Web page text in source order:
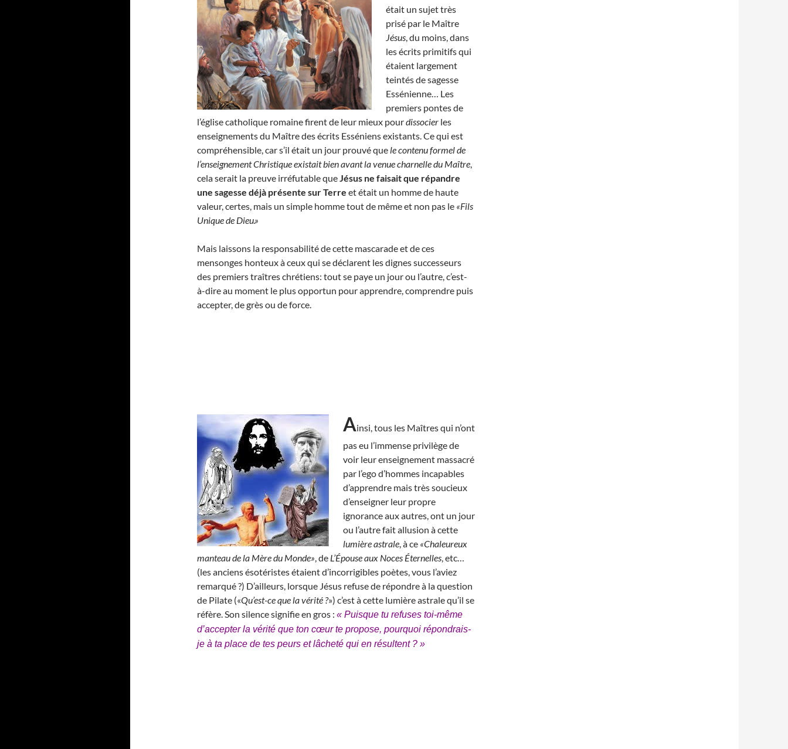
était un sujet très
prisé par le Maître
Jésus, du moins, dans
les écrits primitifs qui
étaient largement
teintés de sagesse
Essénienne… Les
premiers pontes de
l’église catholique romaine firent de leur mieux pourdissocier les
enseignements du Maître des écrits Esséniens existants. Ce qui est
compréhensible, car s’il était un jour prouvé que le contenu formel de
l’enseignement Christique existait bien avant la venue charnelle du Maître,
cela serait la preuve irréfutable queJésus ne faisait que répandre
une sagesse déjà présente sur Terre et était un homme de haute
valeur, certes, mais un simple homme tout de même et non pas le «Fils
Unique de Dieu.»
Mais laissons la responsabilité de cette mascarade et de ces
mensonges honteux à ceux qui se déclarent les dignes successeurs
des premiers traîtres chrétiens: tout se paye un jour ou l’autre, c’est-
à-dire au moment le plus opportun pour apprendre, comprendre puis
accepter, de grès ou de force.
Ainsi, tous les Maîtres qui n’ont
pas eu l’immense privilège de
voir leur enseignement massacré
par l’ego d’hommes incapables
d’apprendre mais très soucieux
d’enseigner leur propre
ignorance aux autres, ont un jour
ou l’autre fait allusion à cette
lumière astrale, à ce «Chaleureux
manteau de la Mère du Monde», de L’Épouse aux Noces Éternelles, etc…
(les anciens ésotéristes étaient d’incorrigibles poètes, vous l’aviez
remarqué ?) D’ailleurs, lorsque Jésus refuse de répondre à la question
de Pilate («Qu’est-ce que la vérité ?») c’est à cette lumière astrale qu’il se
réfère. Son silence signifie en gros : « Puisque tu refuses toi-même
d’accepter la vérité que ton cœur te propose, pourquoi répondrais-
je à ta place de tes peurs et lâcheté qui en résultent ? »